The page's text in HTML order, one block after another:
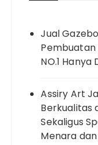
Jual
Pembuatan
NO.1 Hanya
Assiry Art
Berkualitas
Sekaligus
Menara dan